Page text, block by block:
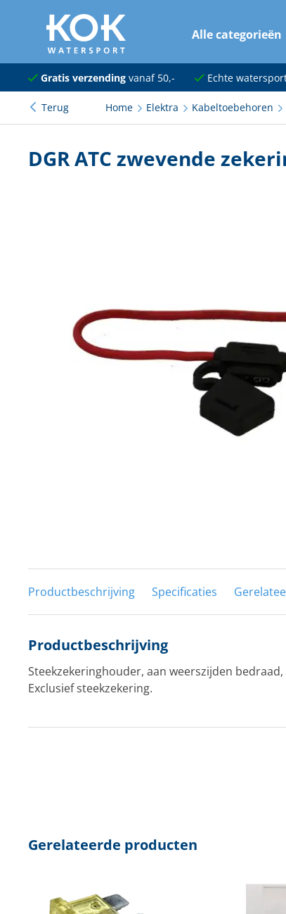
naar hoofdinhoud
Alle categorieën
Navigatie
Dekuitrusting
Techniek en motor
Tuigage en dekbeslag
Boten, toebehoren en fun
Gratis verzendingvanaf 50,- Echte
Terug Home Elektra Kabeltoebehoren
DGR ATC zwevende
Productbeschrijving Specificaties
Productbeschrijving
Steekzekeringhouder, aan weerszijden bedraad,
Exclusief steekzekering.
Gerelateerde producten